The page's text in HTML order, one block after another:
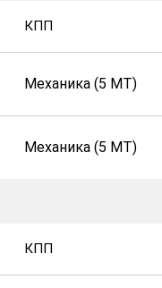
КПП
Механика (5 MT)
Механика (5 MT)
КПП